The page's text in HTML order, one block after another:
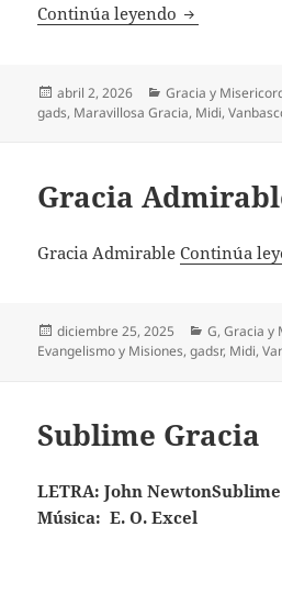
Continúa leyendo Maravillosa
Publicado
el
abril 2, 2026 Categorías
Gracia y
gads, Maravillosa Gracia, Midi,
Gracia
Gracia AdmirableContinúa
Publicado
el
diciembre 25, 2025 Categorías
G,Gracia y
Evangelismo y Misiones,gadsr, Midi,
Sublime Gracia
LETRA: John
Música: E. O. Excel